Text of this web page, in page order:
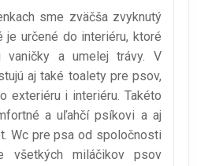
sme zväčša zvyknutý
je určené do interiéru, ktoré
a umelej trávy. V
aj také toalety pre psov,
exteriéru i interiéru. Takéto
a uľahčí psíkovi a aj
Wc pre psa od spoločnosti
všetkých miláčikov psov